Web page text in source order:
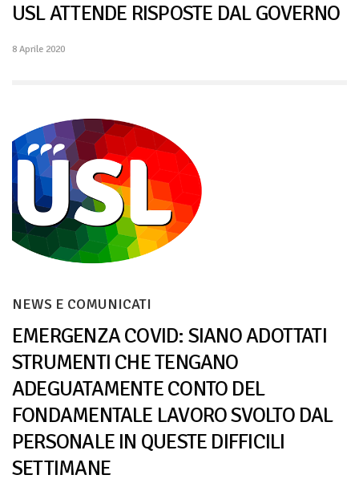
USL ATTENDE RISPOSTE DAL GOVERNO
8 Aprile 2020
NEWS E COMUNICATI
EMERGENZA COVID: SIANO ADOTTATI
STRUMENTI CHE TENGANO
ADEGUATAMENTE CONTO DEL
FONDAMENTALE LAVORO SVOLTO DAL
PERSONALE IN QUESTE DIFFICILI
SETTIMANE